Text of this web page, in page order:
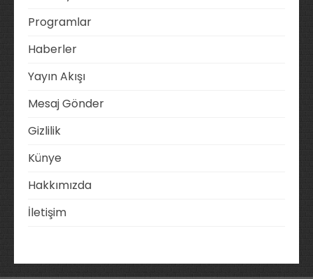
Programlar
Haberler
Yayın Akışı
Mesaj Gönder
Gizlilik
Künye
Hakkımızda
İletişim